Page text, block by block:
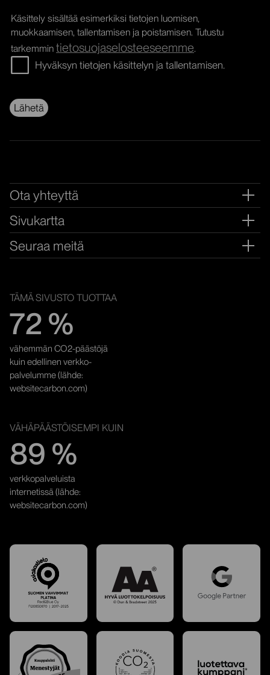
Käsittely sisältää esimerkiksi tietojen luomisen,
muokkaamisen, tallentamisen ja poistamisen. Tutustu
tarkemmin tietosuojaselosteeseemme.
Hyväksyn tietojen käsittelyn ja tallentamisen.
Ota yhteyttä
Sivukartta
Seuraa meitä
YMPÄRISTÖYSTÄVÄLLISYYS
TÄMÄ SIVUSTO TUOTTAA
72 %
vähemmän CO2-päästöjä
kuin edellinen verkko­
palvelumme (lähde:
websitecarbon.com)
VÄHÄPÄÄSTÖISEMPI KUIN
89 %
verkkopalveluista
internetissä (lähde:
websitecarbon.com)